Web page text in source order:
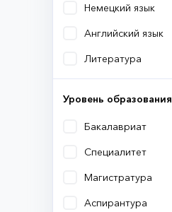
Немецкий язык
Английский язык
Литература
Бакалавриат
Специалитет
Магистратура
Аспирантура
Уровень образования